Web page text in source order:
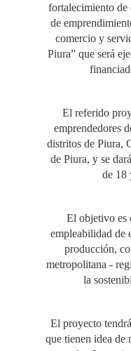
fortalecimiento de
de
comercio y
Piura” que será
El referido
emprendedores
distritos de Piura,
de Piura, y se
de 18
El objetivo es
empleabilidad de
producción,
metropolitana -
la
El proyecto
que tienen idea de